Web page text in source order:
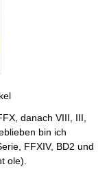
danach VIII, III,
bin ich
FFXIV, BD2 und
ole).